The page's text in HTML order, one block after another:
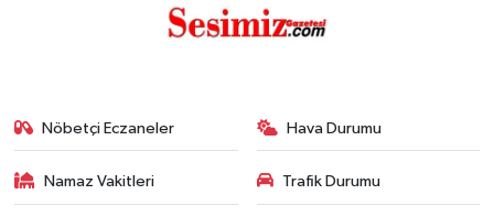
Nöbetçi Eczaneler Hava Durumu
Namaz Vakitleri Trafik Durumu